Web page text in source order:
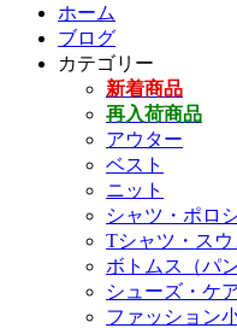
ホーム
ブログ
カテゴリー
新着商品
再入荷商品
アウター
ベスト
ニット
シャツ・ポロ
Tシャツ・ス
ボトムス（パン
シューズ・ケ
ファッション